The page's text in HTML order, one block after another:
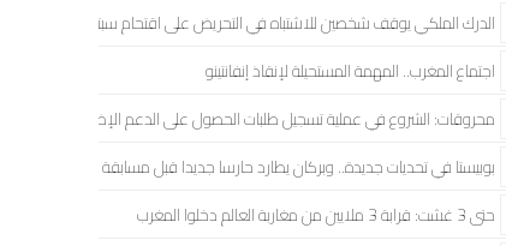
الدرك الملكي يوقف شخصين للاشتباه في التحريض على اقتحام سبتة
اجتماع المغرب.. المهمة المستحيلة لإنقاذ إنفانتينو
محروقات: الشروع في عملية تسجيل طلبات الحصول على الدعم الإضافي
بوبيستا في تحديات جديدة.. وبركان يطارد حارسا جديدا قبل مسابقة دوري الأبطال
حتى 3 غشت: قرابة 3 ملايين من مغاربة العالم دخلوا المغرب